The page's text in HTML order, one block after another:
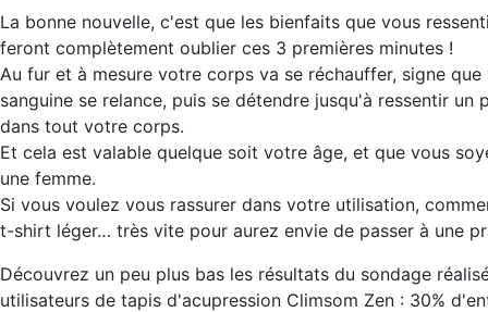
La bonne nouvelle, c'est que les bienfaits que vous
feront complètement oublier ces 3 premières minutes !
Au fur et à mesure votre corps va se réchauffer, signe
sanguine se relance, puis se détendre jusqu'à ressentir un
dans tout votre corps.
Et cela est valable quelque soit votre âge, et que vous
une femme.
Si vous voulez vous rassurer dans votre utilisation,
t-shirt léger… très vite pour aurez envie de passer à une
Découvrez un peu plus bas les résultats du sondage
utilisateurs de tapis d'acupression Climsom Zen : 30%